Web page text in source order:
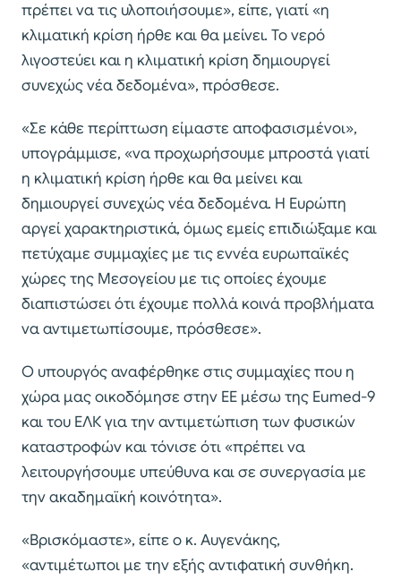
πρέπει να τις υλοποιήσουμε», είπε, γιατί «η
κλιματική κρίση ήρθε και θα μείνει. Το νερό
λιγοστεύει και η κλιματική κρίση δημιουργεί
συνεχώς νέα δεδομένα», πρόσθεσε.
«Σε κάθε περίπτωση είμαστε αποφασισμένοι»,
υπογράμμισε, «να προχωρήσουμε μπροστά γιατί
η κλιματική κρίση ήρθε και θα μείνει και
δημιουργεί συνεχώς νέα δεδομένα. Η Ευρώπη
αργεί χαρακτηριστικά, όμως εμείς επιδιώξαμε και
πετύχαμε συμμαχίες με τις εννέα ευρωπαϊκές
χώρες της Μεσογείου με τις οποίες έχουμε
διαπιστώσει ότι έχουμε πολλά κοινά προβλήματα
να αντιμετωπίσουμε, πρόσθεσε».
Ο υπουργός αναφέρθηκε στις συμμαχίες που η
χώρα μας οικοδόμησε στην ΕΕ μέσω της Eumed-9
και του ΕΛΚ για την αντιμετώπιση των φυσικών
καταστροφών και τόνισε ότι «πρέπει να
λειτουργήσουμε υπεύθυνα και σε συνεργασία με
την ακαδημαϊκή κοινότητα».
«Βρισκόμαστε», είπε ο κ. Αυγενάκης,
«αντιμέτωποι με την εξής αντιφατική συνθήκη.